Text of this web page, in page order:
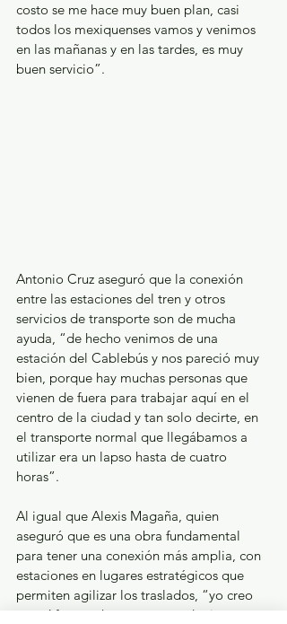
costo se me hace muy buen plan, casi
todos los mexiquenses vamos y venimos
en las mañanas y en las tardes, es muy
buen servicio”.
Antonio Cruz aseguró que la conexión
entre las estaciones del tren y otros
servicios de transporte son de mucha
ayuda, “de hecho venimos de una
estación del Cablebús y nos pareció muy
bien, porque hay muchas personas que
vienen de fuera para trabajar aquí en el
centro de la ciudad y tan solo decirte, en
el transporte normal que llegábamos a
utilizar era un lapso hasta de cuatro
horas”.
Al igual que Alexis Magaña, quien
aseguró que es una obra fundamental
para tener una conexión más amplia, con
estaciones en lugares estratégicos que
permiten agilizar los traslados, “yo creo
que sí fue un ahorro enorme de tiempo